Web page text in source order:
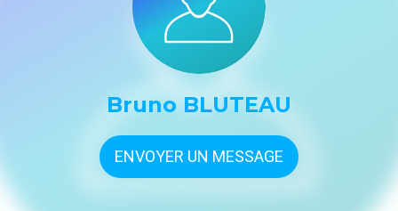
Bruno BLUTEAU
ENVOYER UN MESSAGE